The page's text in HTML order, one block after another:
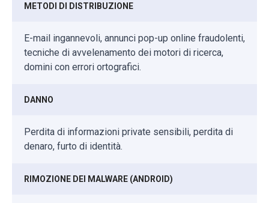
METODI DI DISTRIBUZIONE
E-mail ingannevoli, annunci pop-up online fraudolenti,
tecniche di avvelenamento dei motori di ricerca,
domini con errori ortografici.
DANNO
Perdita di informazioni private sensibili, perdita di
denaro, furto di identità.
RIMOZIONE DEI MALWARE (ANDROID)